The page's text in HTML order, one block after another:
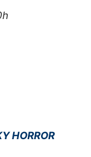
HORROR